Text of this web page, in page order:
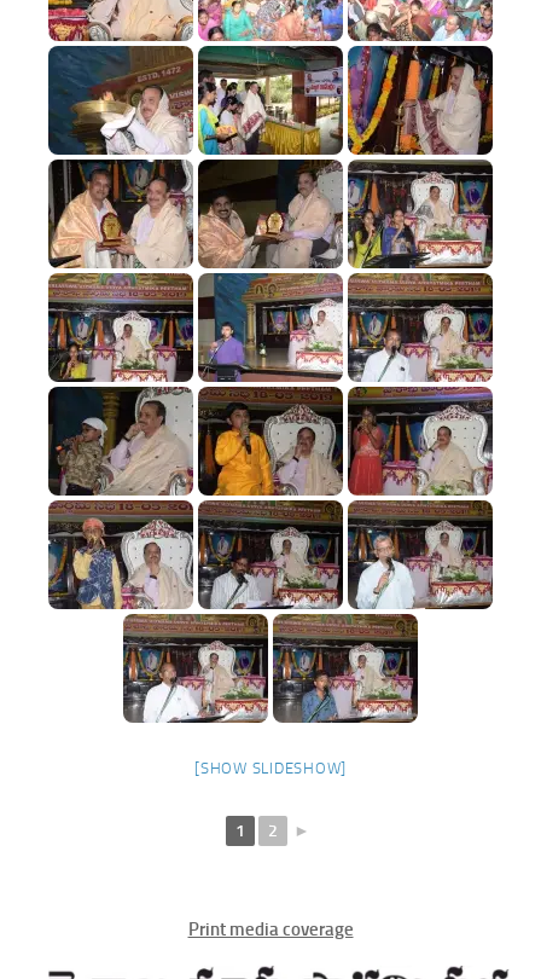
[SHOW SLIDESHOW]
1 2 ►
Print media coverage